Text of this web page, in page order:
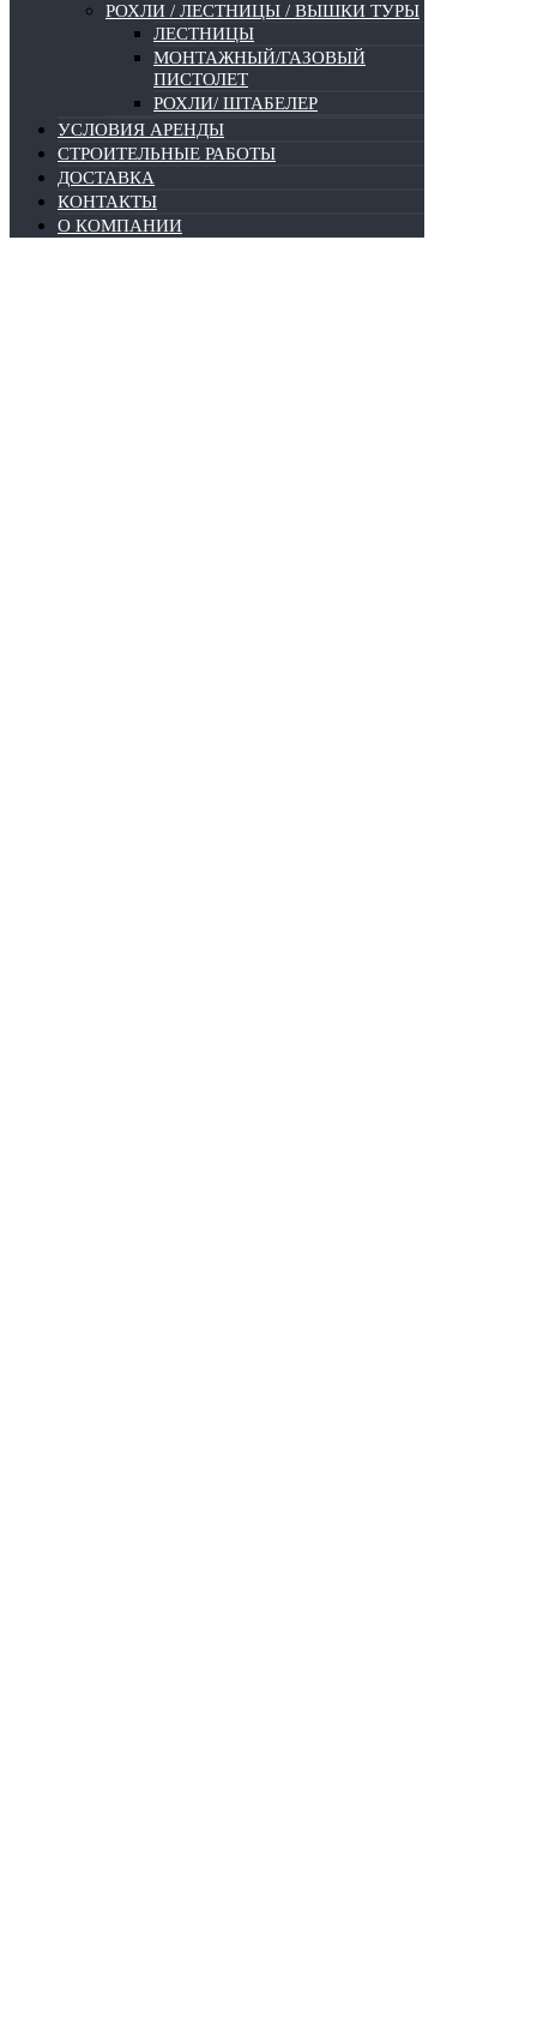
РОХЛИ / ЛЕСТНИЦЫ / ВЫШКИ ТУРЫ
ЛЕСТНИЦЫ
МОНТАЖНЫЙ/ГАЗОВЫЙ
ПИСТОЛЕТ
РОХЛИ/ ШТАБЕЛЕР
УСЛОВИЯ АРЕНДЫ
СТРОИТЕЛЬНЫЕ РАБОТЫ
ДОСТАВКА
КОНТАКТЫ
О КОМПАНИИ